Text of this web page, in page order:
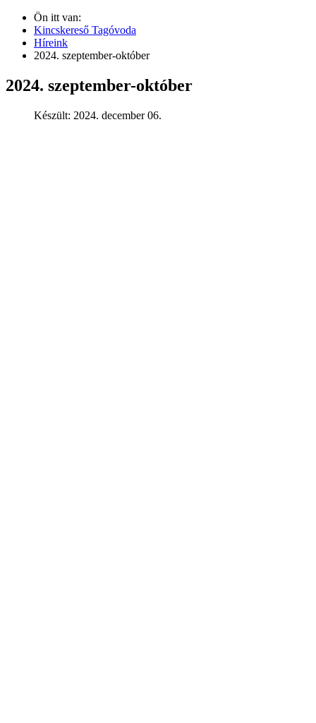
Ön itt van:
Kincskereső Tagóvoda
Híreink
2024. szeptember-október
2024. szeptember-október
Készült: 2024. december 06.